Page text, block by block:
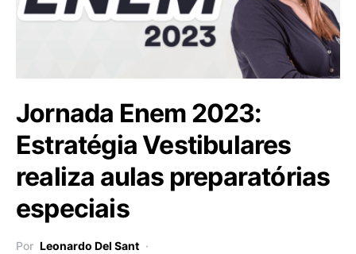
Jornada Enem 2023:
Estratégia Vestibulares
realiza aulas preparatórias
especiais
Por Leonardo Del Sant